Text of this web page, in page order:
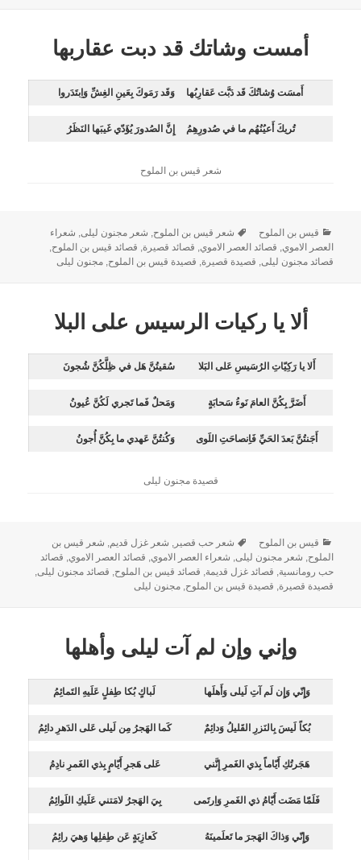
أمست وشاتك قد دبت عقاربها
أَمسَت وُشاتُكَ قَد دَبَّت عَقارِبُها وَقَد رَمَوكَ بِعَينِ الغِشِّ وَاِبتَدَروا
تُريكَ أَعيُنُهُم ما في صُدورِهِمُ إِنَّ الصُدورَ يُؤَدّي غَيبَها النَظَرُ
شعر قيس بن الملوح
قيس بن الملوح شعر قيس بن الملوح شعر مجنون ليلى شعراء
العصر الاموي قصائد العصر الاموي قصائد قصيرة قصائد قيس بن الملوح
قصائد مجنون ليلى قصيدة قصيرة قصيدة قيس بن الملوح ,مجنون ليلى
ألا يا ركيات الرسيس على البلا
أَلا يا رَكِيّاتِ الرُسَيسِ عَلى البَلا سُقيتُنَّ هَل في ظِلَّكُنَّ شُجونَ
أَضَرَّ بِكُنَّ العامَ نَوءُ سَحابَةٍ وَمَحلٌ فَما تَجري لَكُنَّ عُيونُ
أَجَنتُنَّ بَعدَ الحَيِّ فَاِنصاحَتِ اللَوى وَكُنتُنَّ عَهدي ما بِكُنَّ أُجونُ
قصيدة مجنون ليلى
قيس بن الملوح شعر حب قصير, شعر غزل قديم, شعر قيس بن
الملوح, شعر مجنون ليلى, شعراء العصر الاموي, قصائد العصر الاموي, قصائد
حب رومانسية, قصائد غزل قديمة, قصائد قيس بن الملوح, قصائد مجنون ليلى,
قصيدة قصيرة, قصيدة قيس بن الملوح,مجنون ليلى
وإني وإن لم آت ليلى وأهلها
وَإِنّي وَإِن لَم آتِ لَيلى وَأَهلَها لَباكٍ بُكا طِفلٍ عَلَيهِ التَمائِمُ
بُكاً لَيسَ بِالنَزرِ القَليلُ وَدائِمٌ كَما الهَجرُ مِن لَيلى عَلى الدَهرِ دائِمُ
هَجَرتُكِ أَيّاماً بِذي الغَمرِ إِنَّني عَلى هَجرِ أَيّامٍ بِذي الغَمرِ نادِمُ
فَلَمّا مَضَت أَيّامُ ذي الغَمرِ وَاِرتَمى بِيَ الهَجرُ لامَتني عَلَيكِ اللَوائِمُ
وَإِنّي وَذاكَ الهَجرَ ما تَعلَمينَهُ كَعازِبَةٍ عَن طِفلِها وَهيَ رائِمُ